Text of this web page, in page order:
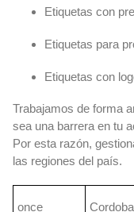
Etiquetas con
Etiquetas para
Etiquetas con
Trabajamos de forma
sea una barrera en tu
Por esta razón,
las regiones del país.
once Cordoba